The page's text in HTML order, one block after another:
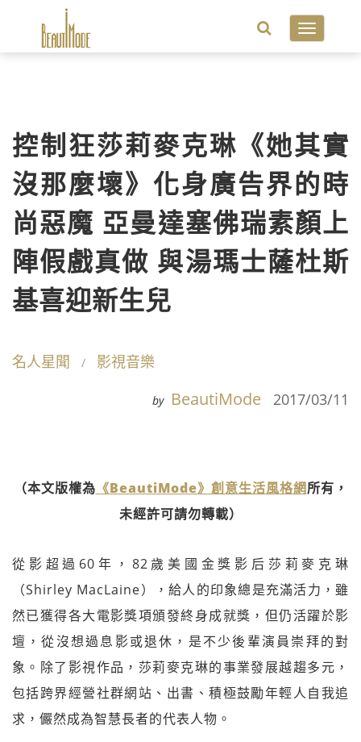
Toggle
控制狂莎莉麥克琳《她其實
沒那麼壞》化身廣告界的時
尚惡魔 亞曼達塞佛瑞素顏上
陣假戲真做 與湯瑪士薩杜斯
基喜迎新生兒
名人星聞 影視音樂
by BeautiMode 2017/03/11
（本文版權為 《BeautiMode》創意生活風格網所有，
未經許可請勿轉載）
從影超過60年，82歲美國金獎影后莎莉麥克琳
（Shirley MacLaine），給人的印象總是充滿活力，雖
然已獲得各大電影獎項頒發終身成就獎，但仍活躍於影
壇，從沒想過息影或退休，是不少後輩演員崇拜的對
象。除了影視作品，莎莉麥克琳的事業發展越趨多元，
包括跨界經營社群網站、出書、積極鼓勵年輕人自我追
求，儼然成為智慧長者的代表人物。